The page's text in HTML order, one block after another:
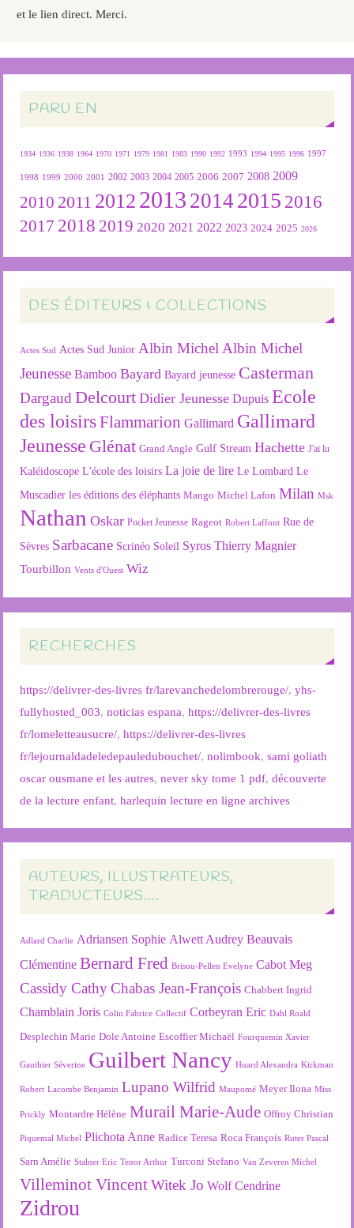
et le lien direct. Merci.
PARU EN
1934 1936 1938 1964 1970 1971 1979 1981 1983 1990 1992 1993 1994 1995 1996 1997
1998 1999 2000 2001 2002 2003 2004 2005 2006 2007 2008 2009
2010 2011 2012 2013 2014 2015 2016
2017 2018 2019 2020 2021 2022 2023 2024 2025 2026
DES ÉDITEURS & COLLECTIONS
Actes Sud Actes Sud Junior Albin Michel Albin Michel
Jeunesse Bamboo Bayard Bayard jeunesse Casterman
Dargaud Delcourt Didier Jeunesse Dupuis Ecole
des loisirsFlammarion Gallimard Gallimard
Jeunesse Glénat Grand Angle Gulf Stream Hachette J'ai lu
Kaléidoscope L'école des loisirs La joie de lire Le Lombard Le
Muscadier les éditions des éléphants Mango Michel Lafon Milan Msk
Nathan Oskar Pocket Jeunesse Rageot Robert Laffont Rue de
Sèvres Sarbacane Scrinéo Soleil Syros Thierry Magnier
Tourbillon Vents d'Ouest Wiz
RECHERCHES
https://delivrer-des-livres fr/larevanchedelombrerouge/,yhs-
fullyhosted_003,noticias espana,https://delivrer-des-livres
fr/lomeletteausucre/,https://delivrer-des-livres
fr/lejournaldadeledepauledubouchet/,nolimbook,sami goliath
oscar ousmane et les autres,never sky tome 1 pdf,découverte
de la lecture enfant,harlequin lecture en ligne archives
AUTEURS, ILLUSTRATEURS,
TRADUCTEURS….
Adlard Charlie Adriansen Sophie Alwett Audrey Beauvais
Clémentine Bernard Fred Brisou-Pellen Evelyne Cabot Meg
Cassidy Cathy Chabas Jean-François Chabbert Ingrid
Chamblain Joris Colin Fabrice Collectif Corbeyran Eric Dahl Roald
Desplechin Marie Dole Antoine Escoffier Michaël Fourquemin Xavier
Gauthier Séverine Guilbert Nancy Huard Alexandra Kirkman
Robert Lacombe Benjamin Lupano Wilfrid Maupomé Meyer Ilona Miss
Prickly Montardre Hélène Murail Marie-Aude Offroy Christian
Piquemal Michel Plichota Anne Radice Teresa Roca François Ruter Pascal
Sarn Amélie Stalner Eric Tenor Arthur Turconi Stefano Van Zeveren Michel
Villeminot Vincent Witek Jo Wolf Cendrine
Zidrou